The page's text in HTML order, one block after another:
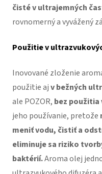
čisté v ultrajemných
rovnomerný a vyvážený
Použitie v
Inovované zloženie
použitie ajv bežných
ale POZOR, bez použitia
jeho používanie, pretože
meniť vodu, čistiť a
eliminuje sa riziko
baktérií.Aroma olej